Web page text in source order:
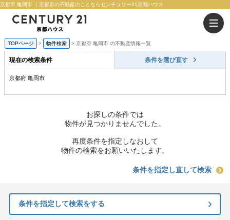
京都府 亀岡市 ｜京都市の不動産のことならセンチュリー21京都ハウス
TOPページ 物件検索 京都府 亀岡市 の不動産情報一覧
現在の検索条件 条件を選び直す
京都府 亀岡市
お探しの条件では
物件が見つかりませんでした。
再度条件を指定しなおして
物件の検索をお願いいたします。
条件を指定し直して検索
条件を指定して検索をする